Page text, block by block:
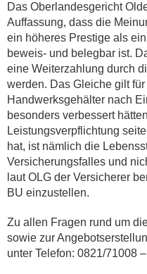
Das Oberlandesgericht
Auffassung, dass die
ein höheres Prestige als
beweis- und belegbar ist.
eine Weiterzahlung durch
werden. Das Gleiche gilt
Handwerksgehälter nach
besonders verbessert
Leistungsverpflichtung
hat, ist nämlich die
Versicherungsfalles und
laut OLG der Versicherer
BU einzustellen.
Zu allen Fragen rund um
sowie zur
unter Telefon: 0821/71008